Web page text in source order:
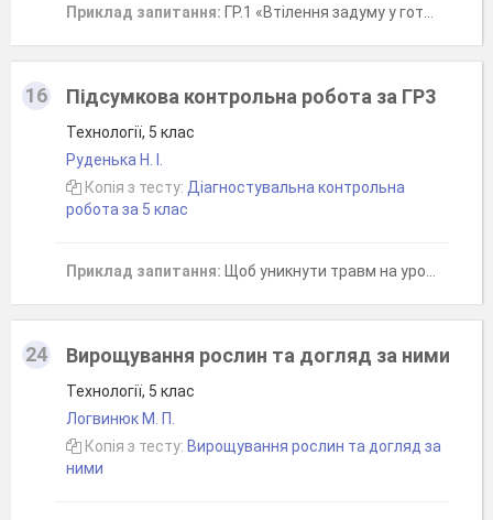
Приклад запитання: ГР.1 «Втілення задуму у готовий продукт за алгоритмом проєктно-технологічної діяльності»1)Як називається діяльність, під час якої розробляють та обґрунтовують зовнішній вигляд майбутнього виробу, визначають його властивості та спосіб виготовлення?
16 Підсумкова контрольна робота за ГР3
Технології, 5 клас
Руденька Н. І.
Копія з тесту: Діагностувальна контрольна
робота за 5 клас
Приклад запитання: Щоб уникнути травм на уроках технологій, необхідно...
24 Вирощування рослин та догляд за ними
Технології, 5 клас
Логвинюк М. П.
Копія з тесту: Вирощування рослин та догляд за
ними